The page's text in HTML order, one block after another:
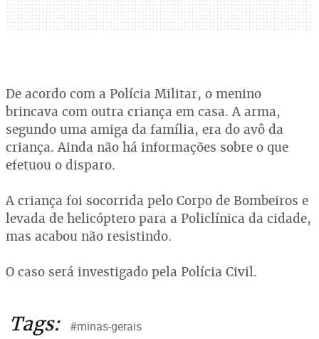
De acordo com a Polícia Militar, o menino
brincava com outra criança em casa. A arma,
segundo uma amiga da família, era do avô da
criança. Ainda não há informações sobre o que
efetuou o disparo.
A criança foi socorrida pelo Corpo de Bombeiros e
levada de helicóptero para a Policlínica da cidade,
mas acabou não resistindo.
O caso será investigado pela Polícia Civil.
Tags: #minas-gerais